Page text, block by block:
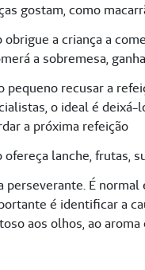
gostam, como
obrigue a criança a
a sobremesa,
pequeno recusar a
o ideal é deixá-
a próxima refeição
ofereça lanche, frutas,
perseverante. É
é identificar a
aos olhos, ao